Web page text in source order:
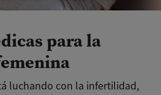
para la
luchando con la infertilidad,